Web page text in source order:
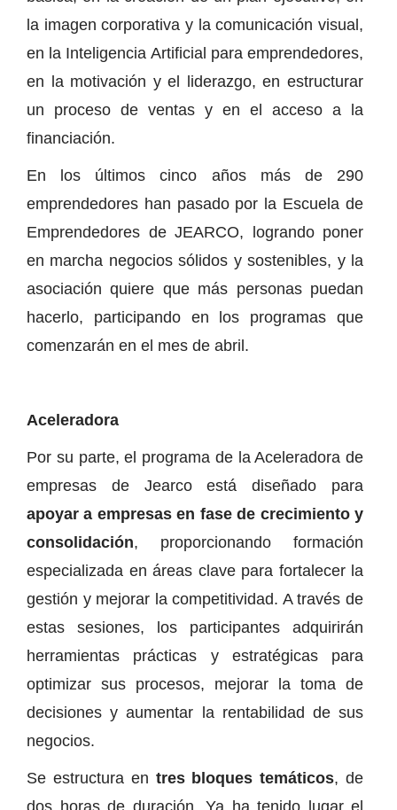
la imagen corporativa y la comunicación visual,
en la Inteligencia Artificial para emprendedores,
en la motivación y el liderazgo, en estructurar
un proceso de ventas y en el acceso a la
financiación.
En los últimos cinco años más de 290
emprendedores han pasado por la Escuela de
Emprendedores de JEARCO, logrando poner
en marcha negocios sólidos y sostenibles, y la
asociación quiere que más personas puedan
hacerlo, participando en los programas que
comenzarán en el mes de abril.
Aceleradora
Por su parte, el programa de la Aceleradora de
empresas de Jearco está diseñado para
apoyar a empresas en fase de crecimiento y
consolidación, proporcionando formación
especializada en áreas clave para fortalecer la
gestión y mejorar la competitividad. A través de
estas sesiones, los participantes adquirirán
herramientas prácticas y estratégicas para
optimizar sus procesos, mejorar la toma de
decisiones y aumentar la rentabilidad de sus
negocios.
Se estructura en tres bloques temáticos, de
dos horas de duración. Ya ha tenido lugar el